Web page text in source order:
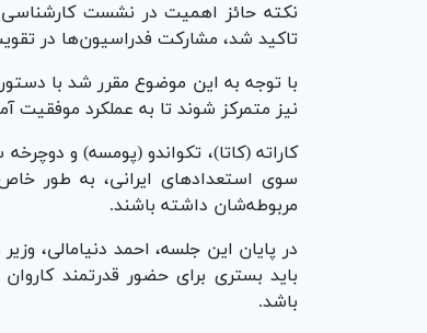
نکته حائز اهمیت در نشست
تاکید شد، مشارکت فدراسیون‌ها در
با توجه به این موضوع مقرر شد با
نیز متمرکز شوند تا به عملکرد موفقیت
کاراته (کاتا)، تکواندو (پومسه) و
سوی استعداد‌های ایرانی، به طور
مربوطه‌شان داشته باشند.
در پایان این جلسه، احمد دنیامالی،
باید بستری برای حضور قدرتمند
باشد.